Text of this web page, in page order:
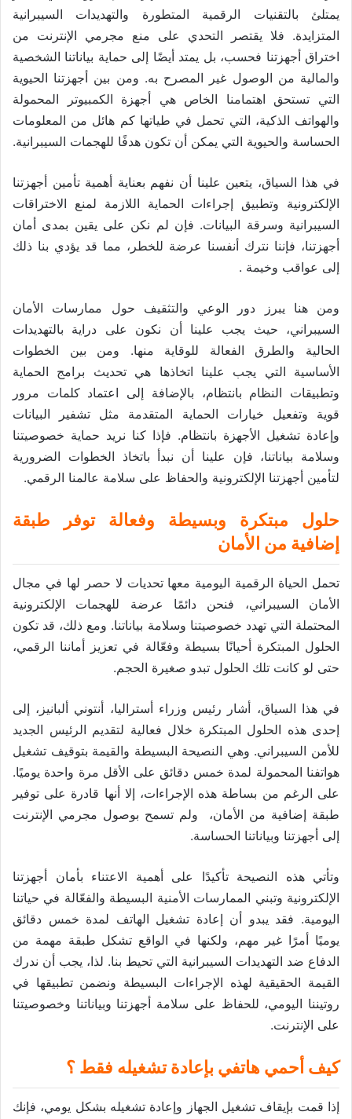
يمتلئ بالتقنيات الرقمية المتطورة والتهديدات السيبرانية
المتزايدة. فلا يقتصر التحدي على منع مجرمي الإنترنت من
اختراق أجهزتنا فحسب، بل يمتد أيضًا إلى حماية بياناتنا الشخصية
والمالية من الوصول غير المصرح به. ومن بين أجهزتنا الحيوية
التي تستحق اهتمامنا الخاص هي أجهزة الكمبيوتر المحمولة
والهواتف الذكية، التي تحمل في طياتها كم هائل من المعلومات
الحساسة والحيوية التي يمكن أن تكون هدفًا للهجمات السيبرانية.
في هذا السياق، يتعين علينا أن نفهم بعناية أهمية تأمين أجهزتنا
الإلكترونية وتطبيق إجراءات الحماية اللازمة لمنع الاختراقات
السيبرانية وسرقة البيانات. فإن لم نكن على يقين بمدى أمان
أجهزتنا، فإننا نترك أنفسنا عرضة للخطر، مما قد يؤدي بنا ذلك
إلى عواقب وخيمة .
ومن هنا يبرز دور الوعي والتثقيف حول ممارسات الأمان
السيبراني، حيث يجب علينا أن نكون على دراية بالتهديدات
الحالية والطرق الفعالة للوقاية منها. ومن بين الخطوات
الأساسية التي يجب علينا اتخاذها هي تحديث برامج الحماية
وتطبيقات النظام بانتظام، بالإضافة إلى اعتماد كلمات مرور
قوية وتفعيل خيارات الحماية المتقدمة مثل تشفير البيانات
وإعادة تشغيل الأجهزة بانتظام. فإذا كنا نريد حماية خصوصيتنا
وسلامة بياناتنا، فإن علينا أن نبدأ باتخاذ الخطوات الضرورية
لتأمين أجهزتنا الإلكترونية والحفاظ على سلامة عالمنا الرقمي.
حلول مبتكرة وبسيطة وفعالة توفر طبقة
إضافية من الأمان
تحمل الحياة الرقمية اليومية معها تحديات لا حصر لها في مجال
الأمان السيبراني، فنحن دائمًا عرضة للهجمات الإلكترونية
المحتملة التي تهدد خصوصيتنا وسلامة بياناتنا. ومع ذلك، قد تكون
الحلول المبتكرة أحيانًا بسيطة وفعّالة في تعزيز أماننا الرقمي،
حتى لو كانت تلك الحلول تبدو صغيرة الحجم.
في هذا السياق، أشار رئيس وزراء أستراليا، أنتوني ألبانيز، إلى
إحدى هذه الحلول المبتكرة خلال فعالية لتقديم الرئيس الجديد
للأمن السيبراني. وهي النصيحة البسيطة والقيمة بتوقيف تشغيل
هواتفنا المحمولة لمدة خمس دقائق على الأقل مرة واحدة يوميًا.
على الرغم من بساطة هذه الإجراءات، إلا أنها قادرة على توفير
طبقة إضافية من الأمان، ولم تسمح بوصول مجرمي الإنترنت
إلى أجهزتنا وبياناتنا الحساسة.
وتأتي هذه النصيحة تأكيدًا على أهمية الاعتناء بأمان أجهزتنا
الإلكترونية وتبني الممارسات الأمنية البسيطة والفعّالة في حياتنا
اليومية. فقد يبدو أن إعادة تشغيل الهاتف لمدة خمس دقائق
يوميًا أمرًا غير مهم، ولكنها في الواقع تشكل طبقة مهمة من
الدفاع ضد التهديدات السيبرانية التي تحيط بنا. لذا، يجب أن ندرك
القيمة الحقيقية لهذه الإجراءات البسيطة ونضمن تطبيقها في
روتيننا اليومي، للحفاظ على سلامة أجهزتنا وبياناتنا وخصوصيتنا
على الإنترنت.
كيف أحمي هاتفي بإعادة تشغيله فقط ؟
إذا قمت بإيقاف تشغيل الجهاز وإعادة تشغيله بشكل يومي، فإنك